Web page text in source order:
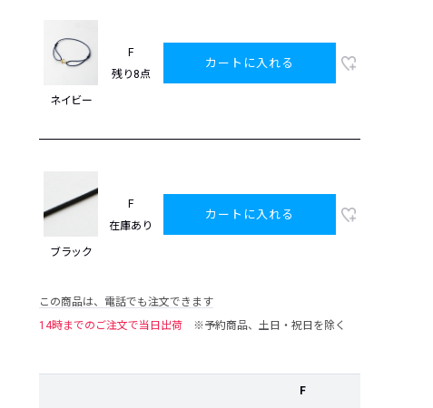
ネイビー
F
残り8点
カートに入れる
ブラック
F
在庫あり
カートに入れる
この商品は、電話でも注文できます
14時までのご注文で当日出荷
※予約商品、土日・祝日を除く
F